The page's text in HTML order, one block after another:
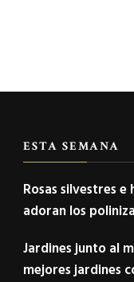
ESTA SEMANA
Rosas silvestres
adoran los
Jardines junto al
mejores jardines